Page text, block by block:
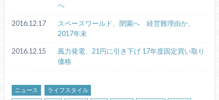
へ
2016.12.17
スペースワールド、閉園へ 経営難理由か、
2017年末
2016.12.15
風力発電、21円に引き下げ 17年度固定買い取り
価格
ニュース
ライフスタイル